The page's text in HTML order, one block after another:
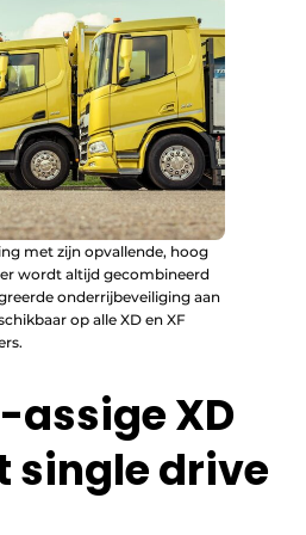
met zijn opvallende, hoog
wordt altijd gecombineerd
onderrijbeveiliging aan
op alle XD en XF
assige XD
single drive